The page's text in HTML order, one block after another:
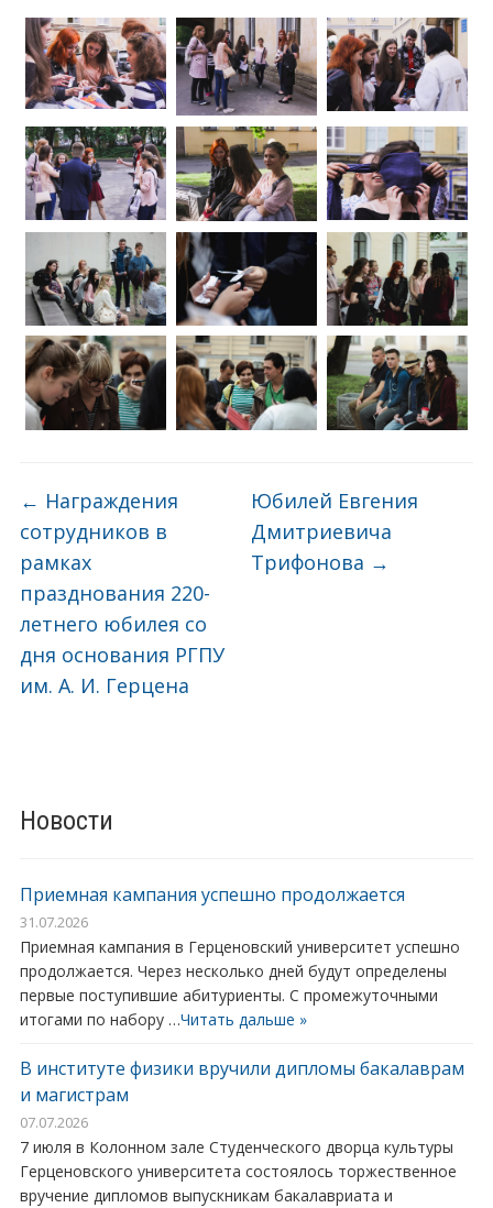
← Награждения
сотрудников в
рамках
празднования 220-
летнего юбилея со
дня основания РГПУ
им. А. И. Герцена
Юбилей Евгения
Дмитриевича
Трифонова →
Новости
Приемная кампания успешно продолжается
31.07.2026
Приемная кампания в Герценовский университет успешно
продолжается. Через несколько дней будут определены
первые поступившие абитуриенты. С промежуточными
итогами по набору …Читать дальше »
В институте физики вручили дипломы бакалаврам
и магистрам
07.07.2026
7 июля в Колонном зале Студенческого дворца культуры
Герценовского университета состоялось торжественное
вручение дипломов выпускникам бакалавриата и